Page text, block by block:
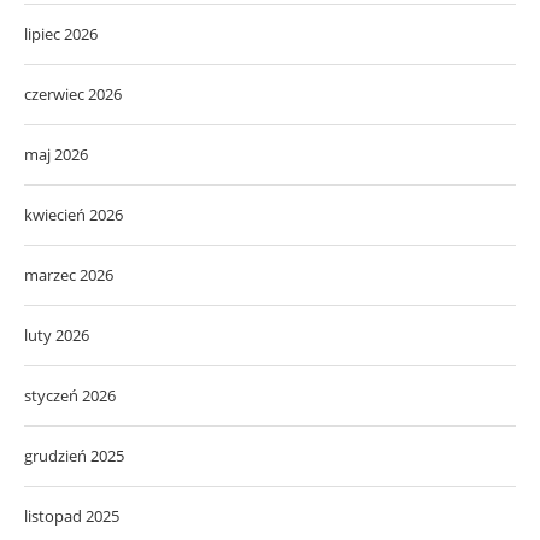
lipiec 2026
czerwiec 2026
maj 2026
kwiecień 2026
marzec 2026
luty 2026
styczeń 2026
grudzień 2025
listopad 2025